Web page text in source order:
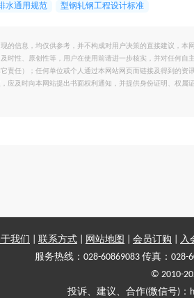
水通用规范 型钢轧钢工程设计标准
的信息，均仅供参考，并不构成对用户决策的直接建议，
时性、原创性等，用户在使用前请进一步核实，并对任何
责任）；任何单位或个人通过本网站网页而链接及得到的
应及时向本网站提出书面权利通知，并提供身份证明、权
我们 联系方式 网站地图 会员订购
入
服务热线：028-60869083 传真：028-
© 2010-
投诉、建议、合作(微信号)